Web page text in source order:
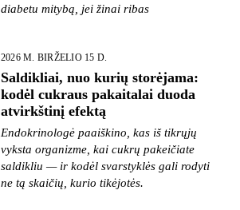
diabetu mitybą, jei žinai ribas
2026 M. BIRŽELIO 15 D.
Saldikliai, nuo kurių storėjama:
kodėl cukraus pakaitalai duoda
atvirkštinį efektą
Endokrinologė paaiškino, kas iš tikrųjų
vyksta organizme, kai cukrų pakeičiate
saldikliu — ir kodėl svarstyklės gali rodyti
ne tą skaičių, kurio tikėjotės.